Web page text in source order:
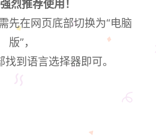
烈推荐使用！
先在网页底部切换为“电脑
版”，
到语言选择器即可。